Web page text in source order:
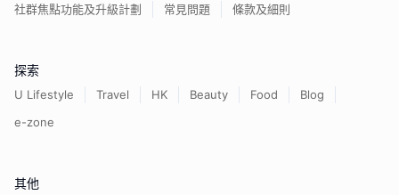
社群焦點功能及升級計劃
常見問題 條款及細則
探索
U Lifestyle Travel HK Beauty Food
Blog
e-zone
其他